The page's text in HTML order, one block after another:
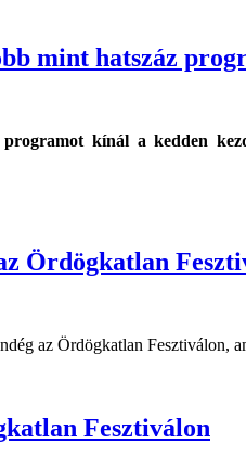
mint hatszáz
kínál a kedden
Ördögkatlan
az Ördögkatlan Fesztiválon,
Fesztiválon